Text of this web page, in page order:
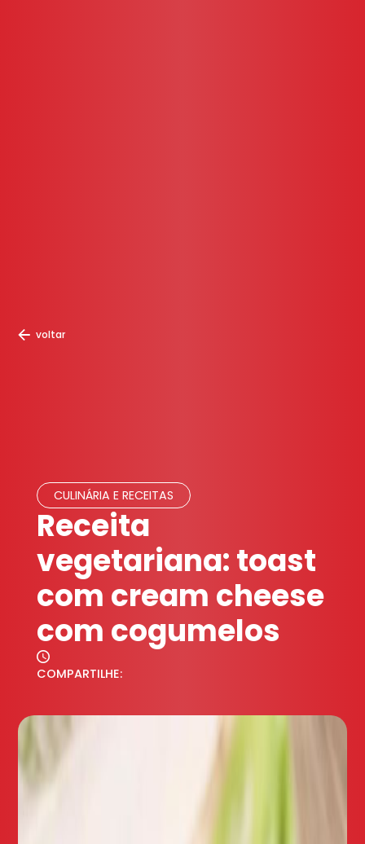
voltar
CULINÁRIA E RECEITAS
Receita
vegetariana: toast
com cream cheese
com cogumelos
COMPARTILHE: